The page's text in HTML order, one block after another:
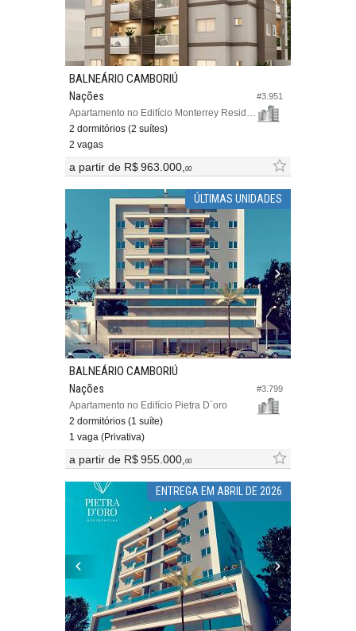
#3.951
BALNEÁRIO CAMBORIÚ
Nações
Apartamento no Edifício Monterrey Residence
2 dormitórios (2 suítes)
2 vagas
a partir de R$ 963.000,00
ÚLTIMAS UNIDADES
#3.799
BALNEÁRIO CAMBORIÚ
Nações
Apartamento no Edifício Pietra D`oro
2 dormitórios (1 suíte)
1 vaga (Privativa)
a partir de R$ 955.000,00
ENTREGA EM ABRIL DE 2026